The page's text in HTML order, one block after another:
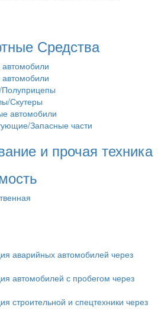
Средства
автомобили
автомобили
Скутеры
автомобили
Запасные части
и прочая техника
аварийных автомобилей через
автомобилей с пробегом через
строительной и спецтехники через